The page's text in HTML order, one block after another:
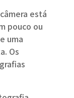
está
pouco ou
uma
Os